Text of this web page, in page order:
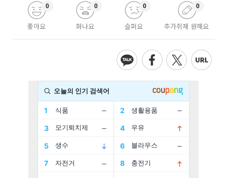
좋아요
0
화나요
0
슬퍼요
0
추가취재 원해요
0